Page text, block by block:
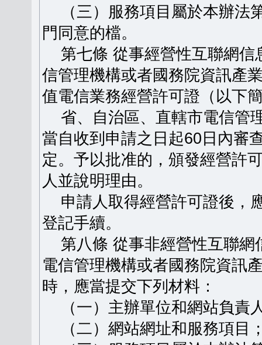
（三）服務項目屬於本辦法
門同意的檔。
第七條 從事經營性互聯網信
信管理機構或者國務院資訊產
值電信業務經營許可證（以下
省、自治區、直轄市電信管
當自收到申請之日起60日內審
定。予以批准的，頒發經營許
人並說明理由。
申請人取得經營許可證後，
登記手續。
第八條 從事非經營性互聯網
電信管理機構或者國務院資訊
時，應當提交下列材料：
（一）主辦單位和網站負責
（二）網站網址和服務項目